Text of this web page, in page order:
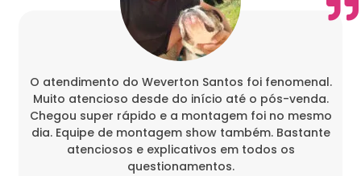
O atendimento do Weverton Santos foi fenomenal.
Muito atencioso desde do início até o pós-venda.
Chegou super rápido e a montagem foi no mesmo
dia. Equipe de montagem show também. Bastante
atenciosos e explicativos em todos os
questionamentos.